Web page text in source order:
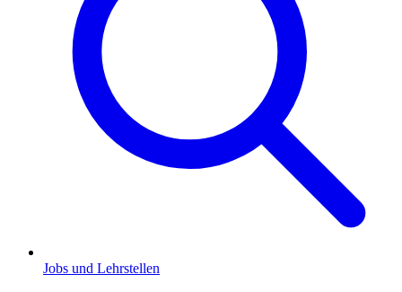
Jobs und Lehrstellen